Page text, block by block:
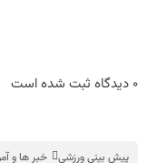
0 دیدگاه ثبت شده است
پیش بینی ورزشی خبر ها و